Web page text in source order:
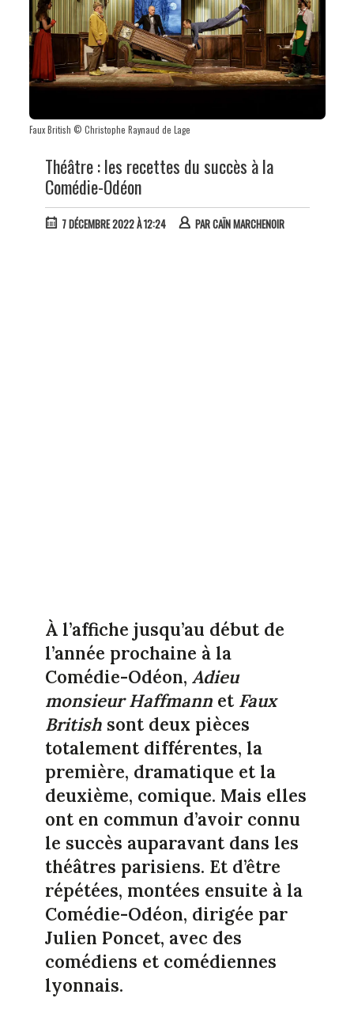
Faux British © Christophe Raynaud de Lage
Théâtre : les recettes du succès à la
Comédie-Odéon
7 DÉCEMBRE 2022 À 12:24 PARCAÏN MARCHENOIR
À l’affiche jusqu’au début de
l’année prochaine à la
Comédie-Odéon, Adieu
monsieur Haffmannet Faux
Britishsont deux pièces
totalement différentes, la
première, dramatique et la
deuxième, comique. Mais elles
ont en commun d’avoir connu
le succès auparavant dans les
théâtres parisiens. Et d’être
répétées, montées ensuite à la
Comédie-Odéon, dirigée par
Julien Poncet, avec des
comédiens et comédiennes
lyonnais.